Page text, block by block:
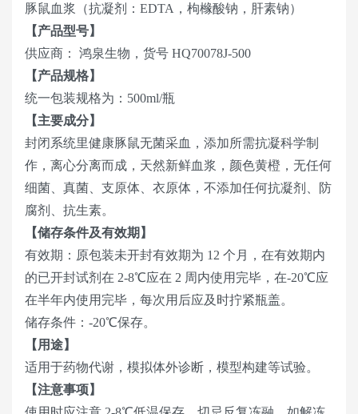
豚鼠血浆（抗凝剂：EDTA，枸橼酸钠，肝素钠）
【产品型号】
供应商： 鸿泉生物，货号 HQ70078J-500
【产品规格】
统一包装规格为：500ml/瓶
【主要成分】
封闭系统里健康豚鼠无菌采血，添加所需抗凝科学制
作，离心分离而成，天然新鲜血浆，颜色黄橙，无任何
细菌、真菌、支原体、衣原体，不添加任何抗凝剂、防
腐剂、抗生素。
【储存条件及有效期】
有效期：原包装未开封有效期为 12 个月，在有效期内
的已开封试剂在 2-8℃应在 2 周内使用完毕，在-20℃应
在半年内使用完毕，每次用后应及时拧紧瓶盖。
储存条件：-20℃保存。
【用途】
适用于药物代谢，模拟体外诊断，模型构建等试验。
【注意事项】